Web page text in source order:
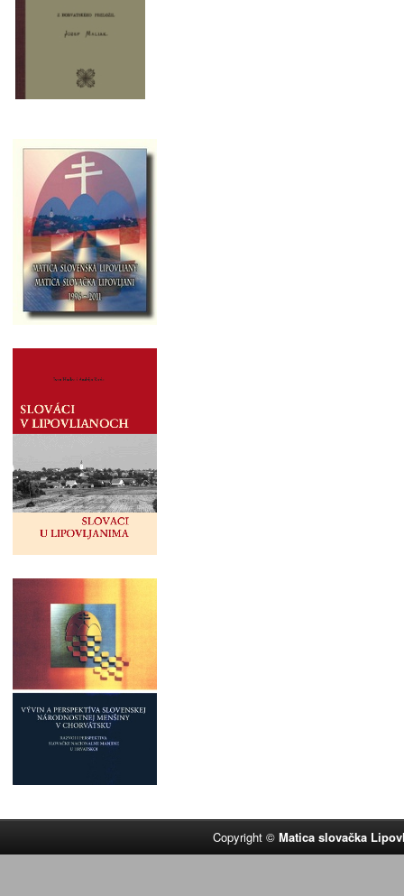
Copyright ©Matica slovačka